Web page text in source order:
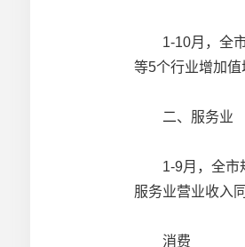
1-10月，全市
等5个行业增加值
二、服务业
1-9月，全市规
服务业营业收入
消费